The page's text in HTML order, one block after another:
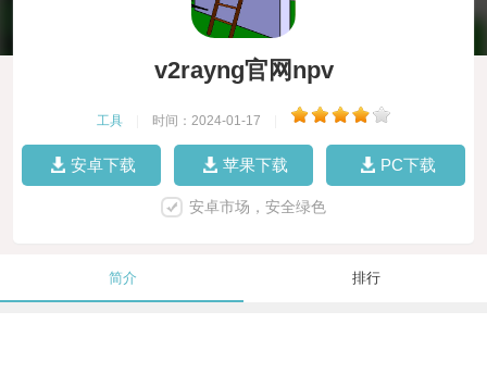
v2rayng官网npv
工具 时间：2024-01-17
安卓下载 苹果下载 PC下载
安卓市场，安全绿色
简介 排行